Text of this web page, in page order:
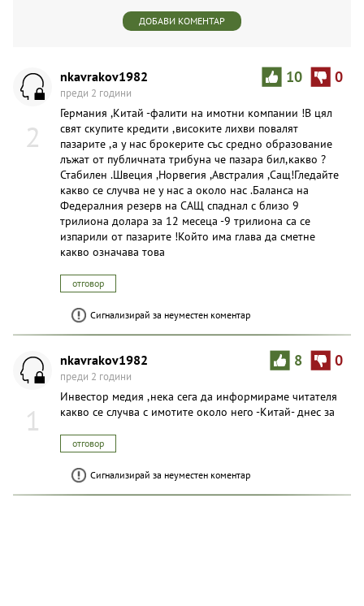
ДОБАВИ КОМЕНТАР
2
10 0
nkavrakov1982
преди 2 години
Германия ,Китай -фалити на имотни компании !В цял
свят скупите кредити ,високите лихви повалят
пазарите ,а у нас брокерите със средно образование
лъжат от публичната трибуна че пазара бил,какво ?
Стабилен .Швеция ,Норвегия ,Австралия ,Сащ!Гледайте
какво се случва не у нас а около нас .Баланса на
Федералния резерв на САЩ спаднал с близо 9
трилиона долара за 12 месеца -9 трилиона са се
изпарили от пазарите !Който има глава да сметне
какво означава това
отговор
Сигнализирай за неуместен коментар
1
8 0
nkavrakov1982
преди 2 години
Инвестор медия ,нека сега да информираме читателя
какво се случва с имотите около него -Китай- днес зa
отговор
Сигнализирай за неуместен коментар